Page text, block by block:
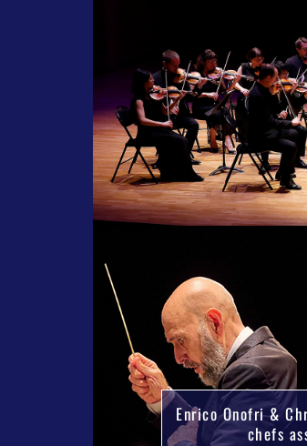
Enrico Onofri &
chefs